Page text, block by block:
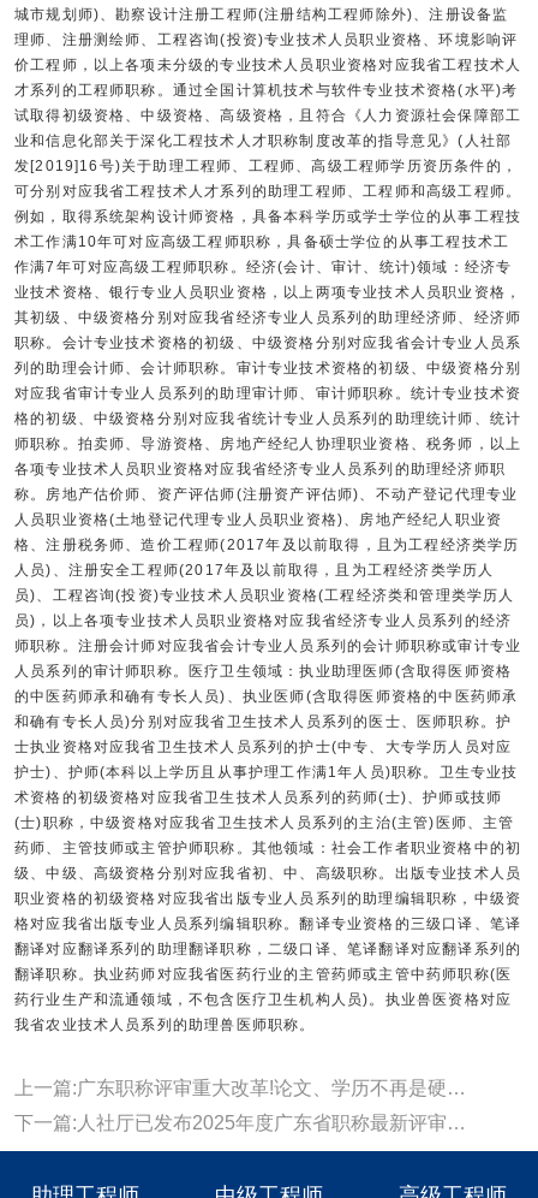
城市规划师)、勘察设计注册工程师(注册结构工程师除外)、注册设备监
理师、注册测绘师、工程咨询(投资)专业技术人员职业资格、环境影响评
价工程师，以上各项未分级的专业技术人员职业资格对应我省工程技术人
才系列的工程师职称。通过全国计算机技术与软件专业技术资格(水平)考
试取得初级资格、中级资格、高级资格，且符合《人力资源社会保障部工
业和信息化部关于深化工程技术人才职称制度改革的指导意见》(人社部
发[2019]16号)关于助理工程师、工程师、高级工程师学历资历条件的，
可分别对应我省工程技术人才系列的助理工程师、工程师和高级工程师。
例如，取得系统架构设计师资格，具备本科学历或学士学位的从事工程技
术工作满10年可对应高级工程师职称，具备硕士学位的从事工程技术工
作满7年可对应高级工程师职称。经济(会计、审计、统计)领域：经济专
业技术资格、银行专业人员职业资格，以上两项专业技术人员职业资格，
其初级、中级资格分别对应我省经济专业人员系列的助理经济师、经济师
职称。会计专业技术资格的初级、中级资格分别对应我省会计专业人员系
列的助理会计师、会计师职称。审计专业技术资格的初级、中级资格分别
对应我省审计专业人员系列的助理审计师、审计师职称。统计专业技术资
格的初级、中级资格分别对应我省统计专业人员系列的助理统计师、统计
师职称。拍卖师、导游资格、房地产经纪人协理职业资格、税务师，以上
各项专业技术人员职业资格对应我省经济专业人员系列的助理经济师职
称。房地产估价师、资产评估师(注册资产评估师)、不动产登记代理专业
人员职业资格(土地登记代理专业人员职业资格)、房地产经纪人职业资
格、注册税务师、造价工程师(2017年及以前取得，且为工程经济类学历
人员)、注册安全工程师(2017年及以前取得，且为工程经济类学历人
员)、工程咨询(投资)专业技术人员职业资格(工程经济类和管理类学历人
员)，以上各项专业技术人员职业资格对应我省经济专业人员系列的经济
师职称。注册会计师对应我省会计专业人员系列的会计师职称或审计专业
人员系列的审计师职称。医疗卫生领域：执业助理医师(含取得医师资格
的中医药师承和确有专长人员)、执业医师(含取得医师资格的中医药师承
和确有专长人员)分别对应我省卫生技术人员系列的医士、医师职称。护
士执业资格对应我省卫生技术人员系列的护士(中专、大专学历人员对应
护士)、护师(本科以上学历且从事护理工作满1年人员)职称。卫生专业技
术资格的初级资格对应我省卫生技术人员系列的药师(士)、护师或技师
(士)职称，中级资格对应我省卫生技术人员系列的主治(主管)医师、主管
药师、主管技师或主管护师职称。其他领域：社会工作者职业资格中的初
级、中级、高级资格分别对应我省初、中、高级职称。出版专业技术人员
职业资格的初级资格对应我省出版专业人员系列的助理编辑职称，中级资
格对应我省出版专业人员系列编辑职称。翻译专业资格的三级口译、笔译
翻译对应翻译系列的助理翻译职称，二级口译、笔译翻译对应翻译系列的
翻译职称。执业药师对应我省医药行业的主管药师或主管中药师职称(医
药行业生产和流通领域，不包含医疗卫生机构人员)。执业兽医资格对应
我省农业技术人员系列的助理兽医师职称。
上一篇:广东职称评审重大改革!论文、学历不再是硬门槛
下一篇:人社厅已发布2025年度广东省职称最新评审政策